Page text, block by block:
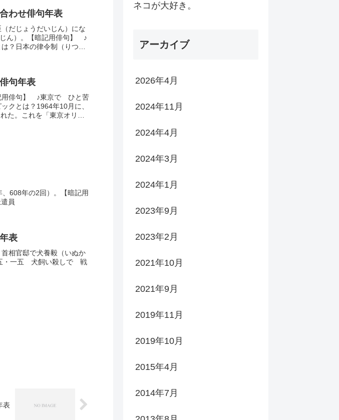
わせ俳句年表
だじょうだいじん）にな
ん）。【暗記用俳句】 ♪
？日本の律令制（りつり
句年表
用俳句】 ♪東京で ひと苦
クとは？1964年10月に、
た。これを「東京オリン
608年の2回）。【暗記用
員
表
相官邸で犬養毅（いぬか
・一五 犬飼い殺しで 戦
表
ネコが大好き。
アーカイブ
2026年4月
2024年11月
2024年4月
2024年3月
2024年1月
2023年9月
2023年2月
2021年10月
2021年9月
2019年11月
2019年10月
2015年4月
2014年7月